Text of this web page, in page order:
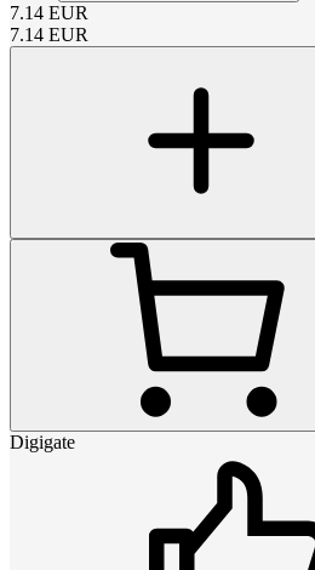
7.14 EUR
7.14 EUR
Digigate